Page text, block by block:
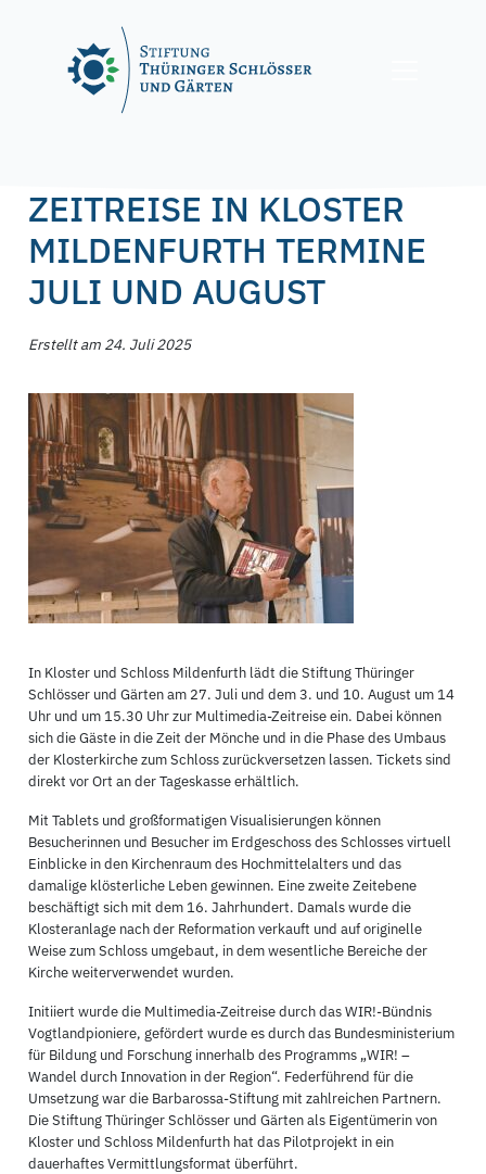
ZEITREISE IN KLOSTER
MILDENFURTH TERMINE
JULI UND AUGUST
Erstellt am 24. Juli 2025
In Kloster und Schloss Mildenfurth lädt die Stiftung Thüringer
Schlösser und Gärten am 27. Juli und dem 3. und 10. August um 14
Uhr und um 15.30 Uhr zur Multimedia-Zeitreise ein. Dabei können
sich die Gäste in die Zeit der Mönche und in die Phase des Umbaus
der Klosterkirche zum Schloss zurückversetzen lassen. Tickets sind
direkt vor Ort an der Tageskasse erhältlich.
Mit Tablets und großformatigen Visualisierungen können
Besucherinnen und Besucher im Erdgeschoss des Schlosses virtuell
Einblicke in den Kirchenraum des Hochmittelalters und das
damalige klösterliche Leben gewinnen. Eine zweite Zeitebene
beschäftigt sich mit dem 16. Jahrhundert. Damals wurde die
Klosteranlage nach der Reformation verkauft und auf originelle
Weise zum Schloss umgebaut, in dem wesentliche Bereiche der
Kirche weiterverwendet wurden.
Initiiert wurde die Multimedia-Zeitreise durch das WIR!-Bündnis
Vogtlandpioniere, gefördert wurde es durch das Bundesministerium
für Bildung und Forschung innerhalb des Programms „WIR! –
Wandel durch Innovation in der Region“. Federführend für die
Umsetzung war die Barbarossa-Stiftung mit zahlreichen Partnern.
Die Stiftung Thüringer Schlösser und Gärten als Eigentümerin von
Kloster und Schloss Mildenfurth hat das Pilotprojekt in ein
dauerhaftes Vermittlungsformat überführt.